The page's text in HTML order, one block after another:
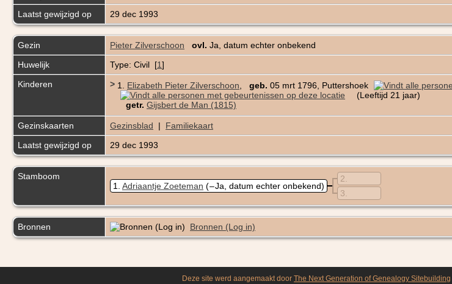
Laatst gewijzigd op
29 dec 1993
Gezin Pieter Zilverschoon ovl. Ja, datum echter onbekend
Huwelijk
Type: Civil [1]
Kinderen
> 1. Elizabeth Pieter Zilverschoon geb. 05 mrt 1796, Puttershoek
(Leeftijd 21 jaar)
getr. Gijsbert de Man (1815)
Gezinskaarten Gezinsblad | Familiekaart
Laatst gewijzigd op
29 dec 1993
Stamboom
1
Adriaantje Zoeteman ( – Ja, datum echter onbekend)
2
3
Bronnen Bronnen (Log in)
Deze site werd aangemaakt door The Next Generation of Genealogy Sitebuilding